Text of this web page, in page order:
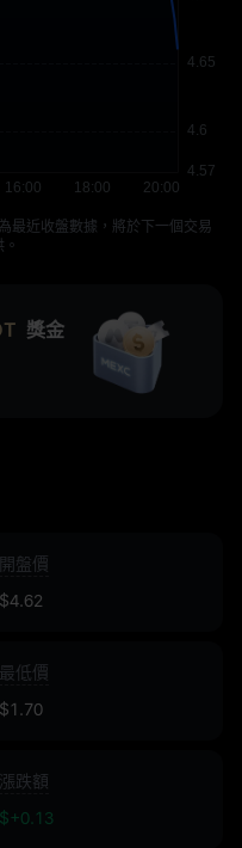
最近收盤數據，將於下一個交易
獎金
開盤價
$4.62
最低價
$1.70
漲跌額
$+0.13